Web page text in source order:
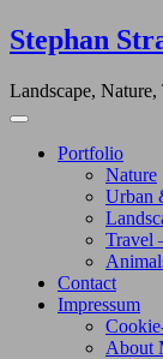
Skip
to
Stephan
Landscape,
Portfolio
Nature
Urban
Travel
Contact
Impressum
About